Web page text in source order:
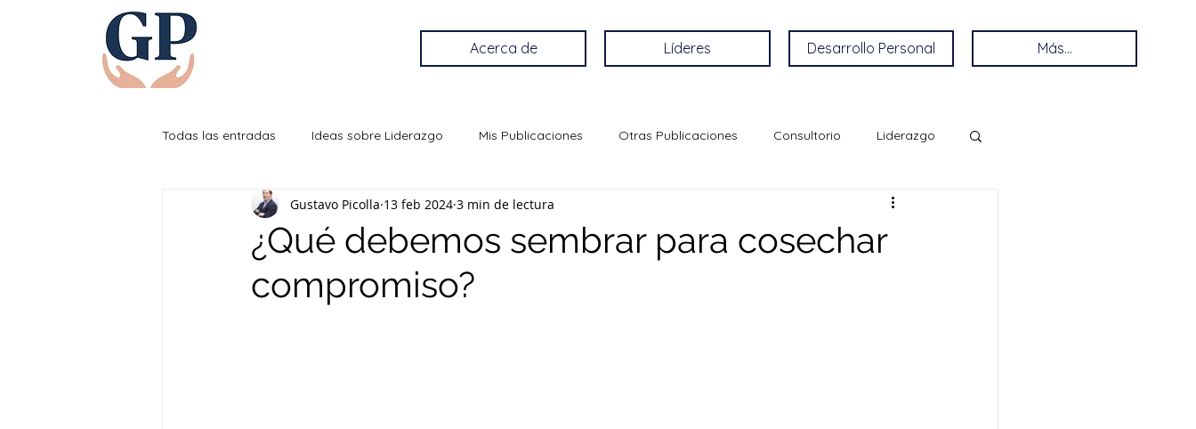
Acerca de Líderes Desarrollo Personal Más...
Todas las entradas Ideas sobre Liderazgo Mis Publicaciones Otras Publicaciones Consultorio Liderazgo
Efectividad Personal
¿Qué debemos sembrar para cosechar
compromiso?
Gustavo Picolla 13 feb 2024 3 min de lectura